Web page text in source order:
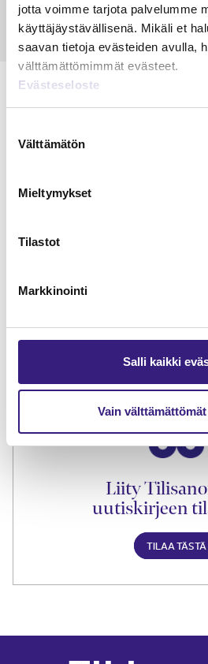
jotta voimme tarjota palvelumme
käyttäjäystävällisenä. Mikäli et
saavan tietoja evästeiden avulla,
välttämättömimmät evästeet.
Evästeseloste
valinta
Välttämätön
Mieltymykset
Tilastot
Markkinointi
Salli kaikki
Vain
Liity
uutiskirjeen
TILAA TÄSTÄ